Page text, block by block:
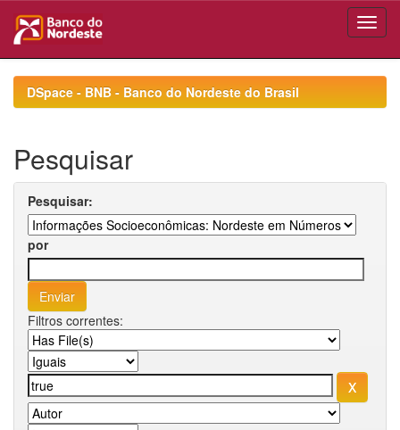
navigationDSpace - BNB - Banco do Nordeste do Brasil
Pesquisar
Pesquisar:
por
Filtros correntes: